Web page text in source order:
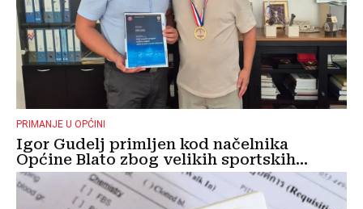
PRIMANJE U OPĆINI
Igor Gudelj primljen kod načelnika
Općine Blato zbog velikih sportskih...